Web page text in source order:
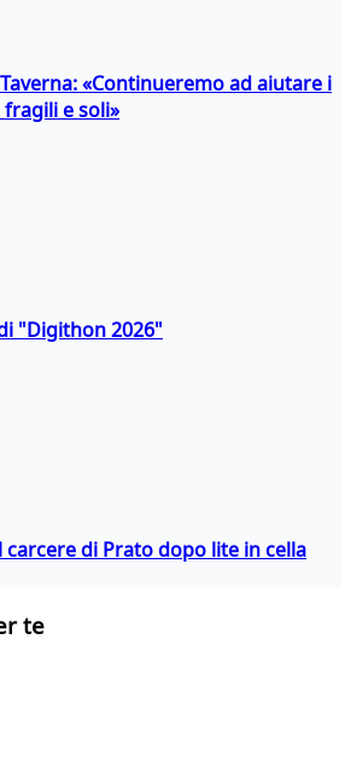
«Continueremo ad aiutare i
e soli»
"Digithon 2026"
di Prato dopo lite in cella
te